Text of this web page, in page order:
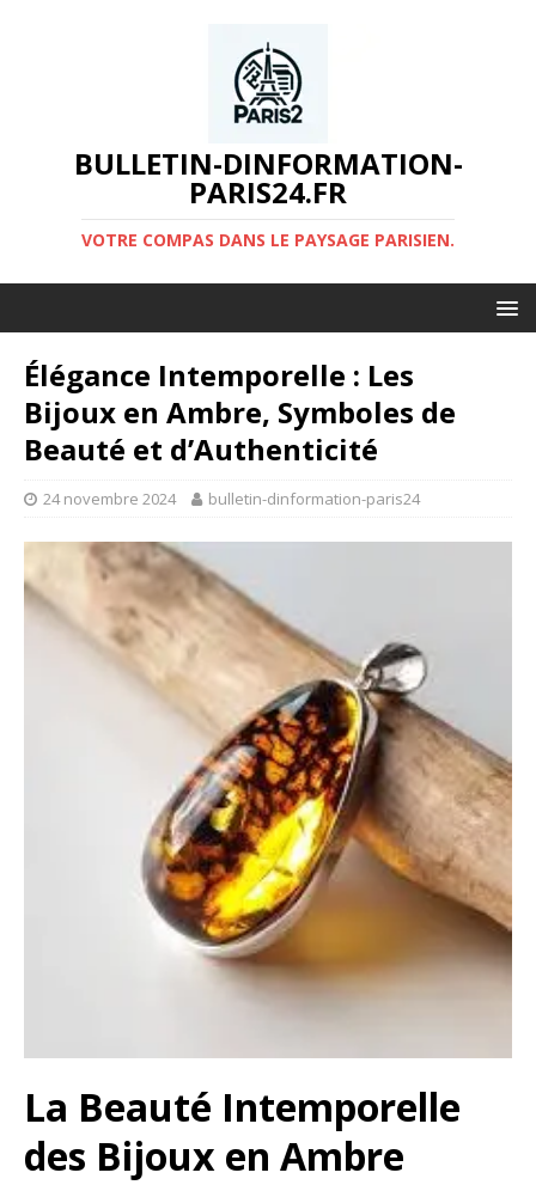
BULLETIN-DINFORMATION-
PARIS24.FR
VOTRE COMPAS DANS LE PAYSAGE PARISIEN.
Élégance Intemporelle : Les
Bijoux en Ambre, Symboles de
Beauté et d’Authenticité
24 novembre 2024 bulletin-dinformation-paris24
La Beauté Intemporelle
des Bijoux en Ambre